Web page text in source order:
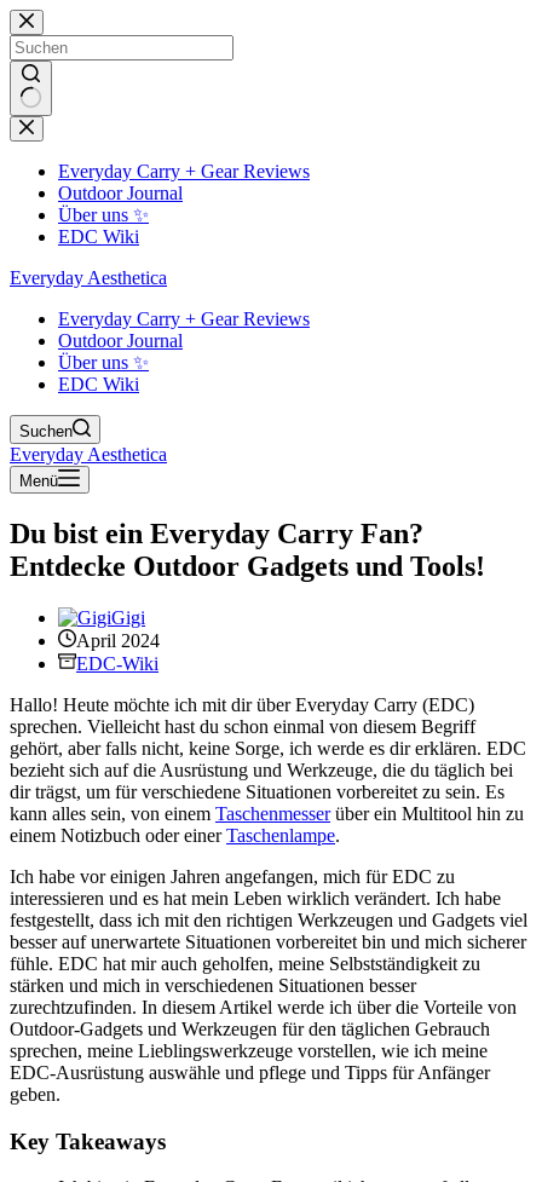
Zum
Inhalt
springen
Keine
Ergebnisse
Everyday Carry + Gear Reviews
Outdoor Journal
Über uns ✨
EDC Wiki
Everyday Aesthetica
Everyday Carry + Gear Reviews
Outdoor Journal
Über uns ✨
EDC Wiki
Suchen
Everyday Aesthetica
Menü
Du bist ein Everyday Carry Fan?
Entdecke Outdoor Gadgets und Tools!
Gigi
April 2024
EDC-Wiki
Hallo! Heute möchte ich mit dir über Everyday Carry (EDC)
sprechen. Vielleicht hast du schon einmal von diesem Begriff
gehört, aber falls nicht, keine Sorge, ich werde es dir erklären. EDC
bezieht sich auf die Ausrüstung und Werkzeuge, die du täglich bei
dir trägst, um für verschiedene Situationen vorbereitet zu sein. Es
kann alles sein, von einem Taschenmesserüber ein Multitool hin zu
einem Notizbuch oder einerTaschenlampe.
Ich habe vor einigen Jahren angefangen, mich für EDC zu
interessieren und es hat mein Leben wirklich verändert. Ich habe
festgestellt, dass ich mit den richtigen Werkzeugen und Gadgets viel
besser auf unerwartete Situationen vorbereitet bin und mich sicherer
fühle. EDC hat mir auch geholfen, meine Selbstständigkeit zu
stärken und mich in verschiedenen Situationen besser
zurechtzufinden. In diesem Artikel werde ich über die Vorteile von
Outdoor-Gadgets und Werkzeugen für den täglichen Gebrauch
sprechen, meine Lieblingswerkzeuge vorstellen, wie ich meine
EDC-Ausrüstung auswähle und pflege und Tipps für Anfänger
geben.
Key Takeaways